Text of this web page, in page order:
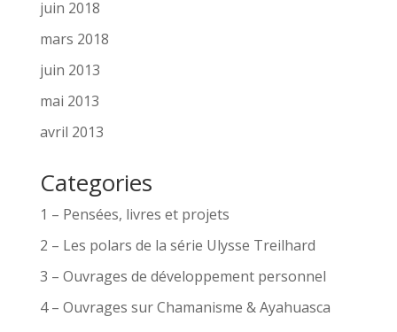
juin 2018
mars 2018
juin 2013
mai 2013
avril 2013
Categories
1 – Pensées, livres et projets
2 – Les polars de la série Ulysse Treilhard
3 – Ouvrages de développement personnel
4 – Ouvrages sur Chamanisme & Ayahuasca